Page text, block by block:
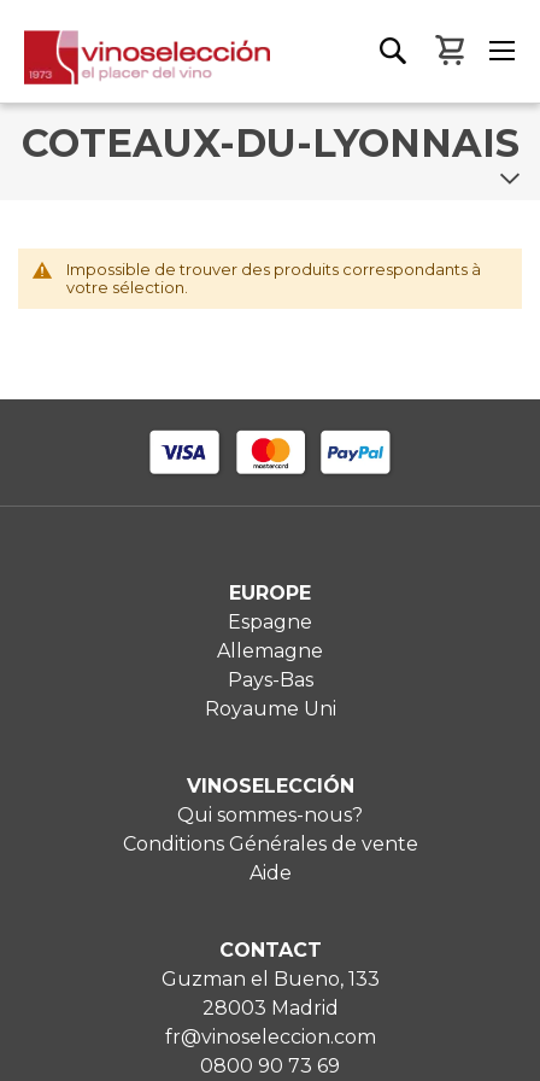
Mon
COTEAUX-DU-LYONNAIS
Impossible de trouver des produits correspondants à
votre sélection.
EUROPE
Espagne
Allemagne
Pays-Bas
Royaume Uni
VINOSELECCIÓN
Qui sommes-nous?
Conditions Générales de vente
Aide
CONTACT
Guzman el Bueno, 133
28003 Madrid
fr@vinoseleccion.com
0800 90 73 69